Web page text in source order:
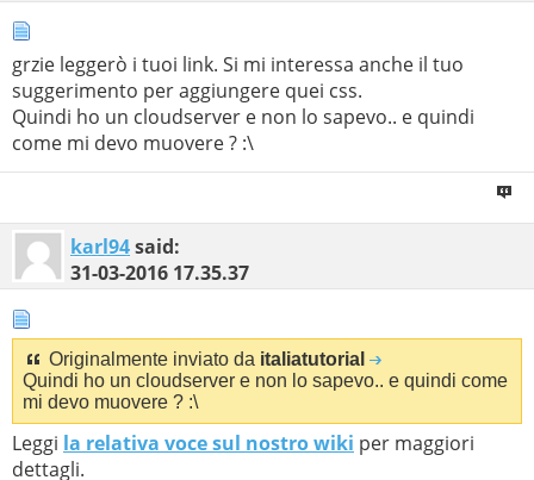
grzie leggerò i tuoi link. Si mi interessa anche il tuo
suggerimento per aggiungere quei css.
Quindi ho un cloudserver e non lo sapevo.. e quindi
come mi devo muovere ? :\
karl94said:
31-03-2016 17.35.37
Originalmente inviato da italiatutorial
Quindi ho un cloudserver e non lo sapevo.. e quindi come
mi devo muovere ? :\
Leggi la relativa voce sul nostro wiki per maggiori
dettagli.